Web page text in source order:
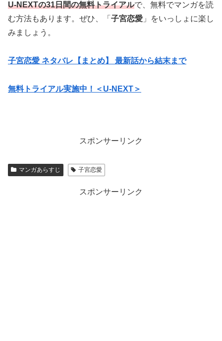
U-NEXTの31日間の無料トライアルで、無料でマンガを読
む方法もあります。ぜひ、「 子宮恋愛 」をいっしょに楽し
みましょう。
子宮恋愛 ネタバレ【まとめ】 最新話から結末まで
無料トライアル実施中！＜U-NEXT＞
スポンサーリンク
マンガあらすじ 子宮恋愛
スポンサーリンク